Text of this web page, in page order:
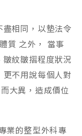
盡相同，以墊法令
質 之外， 當事
紋皺摺程度狀況
不用說每個人對
大異，造成價位
業的整型外科專